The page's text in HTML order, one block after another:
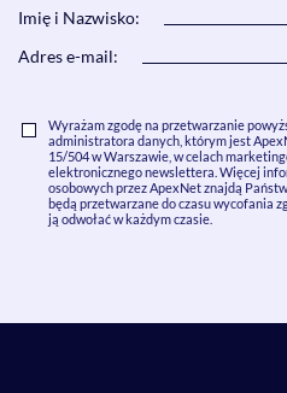
Imię i Nazwisko:
Adres e-mail:
Wyrażam zgodę na przetwarzanie
administratora danych, którym jest
15/504 w Warszawie, w celach
elektronicznego newslettera. Więcej
osobowych przez ApexNet znajdą
będą przetwarzane do czasu wycofania
ją odwołać w każdym czasie.